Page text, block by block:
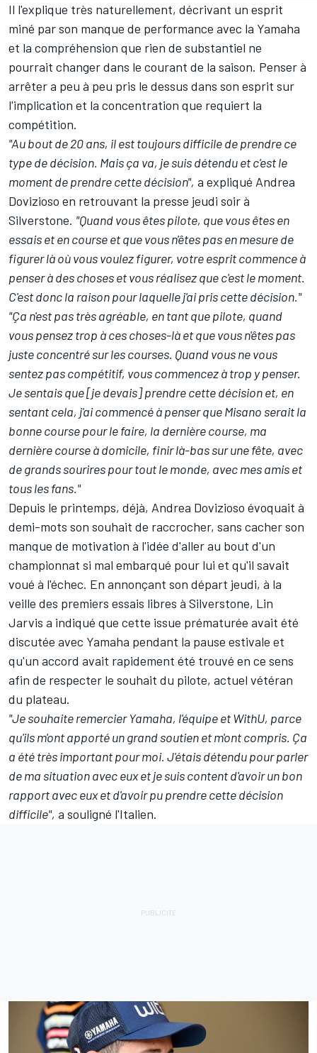
Il l'explique très naturellement, décrivant un esprit
miné par son manque de performance avec la Yamaha
et la compréhension que rien de substantiel ne
pourrait changer dans le courant de la saison. Penser à
arrêter a peu à peu pris le dessus dans son esprit sur
l'implication et la concentration que requiert la
compétition.
"Au bout de 20 ans, il est toujours difficile de prendre ce
type de décision. Mais ça va, je suis détendu et c'est le
moment de prendre cette décision", a expliqué Andrea
Dovizioso en retrouvant la presse jeudi soir à
Silverstone. "Quand vous êtes pilote, que vous êtes en
essais et en course et que vous n'êtes pas en mesure de
figurer là où vous voulez figurer, votre esprit commence à
penser à des choses et vous réalisez que c'est le moment.
C'est donc la raison pour laquelle j'ai pris cette décision."
"Ça n'est pas très agréable, en tant que pilote, quand
vous pensez trop à ces choses-là et que vous n'êtes pas
juste concentré sur les courses. Quand vous ne vous
sentez pas compétitif, vous commencez à trop y penser.
Je sentais que [je devais] prendre cette décision et, en
sentant cela, j'ai commencé à penser que Misano serait la
bonne course pour le faire, la dernière course, ma
dernière course à domicile, finir là-bas sur une fête, avec
de grands sourires pour tout le monde, avec mes amis et
tous les fans."
Depuis le printemps, déjà, Andrea Dovizioso évoquait à
demi-mots son souhait de raccrocher, sans cacher son
manque de motivation à l'idée d'aller au bout d'un
championnat si mal embarqué pour lui et qu'il savait
voué à l'échec. En annonçant son départ jeudi, à la
veille des premiers essais libres à Silverstone, Lin
Jarvis a indiqué que cette issue prématurée avait été
discutée avec Yamaha pendant la pause estivale et
qu'un accord avait rapidement été trouvé en ce sens
afin de respecter le souhait du pilote, actuel vétéran
du plateau.
"Je souhaite remercier Yamaha, l'équipe et WithU, parce
qu'ils m'ont apporté un grand soutien et m'ont compris. Ça
a été très important pour moi. J'étais détendu pour parler
de ma situation avec eux et je suis content d'avoir un bon
rapport avec eux et d'avoir pu prendre cette décision
difficile", a souligné l'Italien.